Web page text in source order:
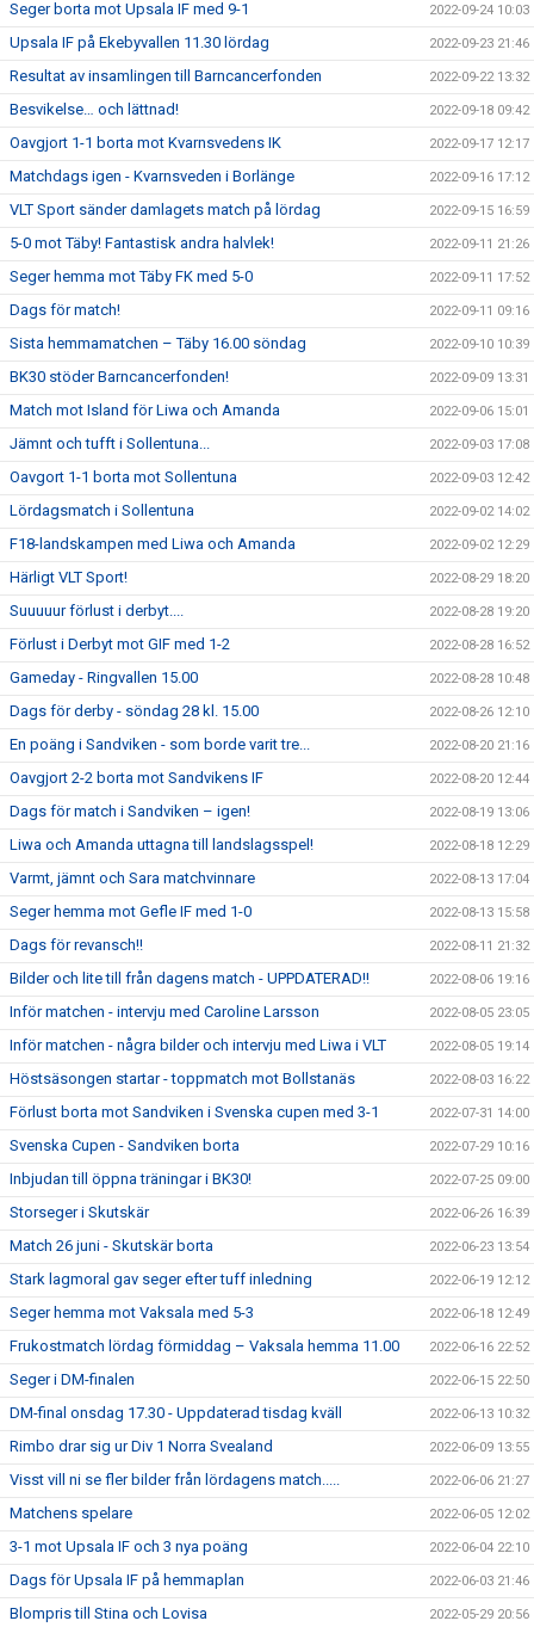
Seger borta mot Upsala IF med 9-1 2022-09-24 10:03
Upsala IF på Ekebyvallen 11.30 lördag 2022-09-23 21:46
Resultat av insamlingen till Barncancerfonden 2022-09-22 13:32
Besvikelse… och lättnad! 2022-09-18 09:42
Oavgjort 1-1 borta mot Kvarnsvedens IK 2022-09-17 12:17
Matchdags igen - Kvarnsveden i Borlänge 2022-09-16 17:12
VLT Sport sänder damlagets match på lördag 2022-09-15 16:59
5-0 mot Täby! Fantastisk andra halvlek! 2022-09-11 21:26
Seger hemma mot Täby FK med 5-0 2022-09-11 17:52
Dags för match! 2022-09-11 09:16
Sista hemmamatchen – Täby 16.00 söndag 2022-09-10 10:39
BK30 stöder Barncancerfonden! 2022-09-09 13:31
Match mot Island för Liwa och Amanda 2022-09-06 15:01
Jämnt och tufft i Sollentuna... 2022-09-03 17:08
Oavgort 1-1 borta mot Sollentuna 2022-09-03 12:42
Lördagsmatch i Sollentuna 2022-09-02 14:02
F18-landskampen med Liwa och Amanda 2022-09-02 12:29
Härligt VLT Sport! 2022-08-29 18:20
Suuuuur förlust i derbyt.... 2022-08-28 19:20
Förlust i Derbyt mot GIF med 1-2 2022-08-28 16:52
Gameday - Ringvallen 15.00 2022-08-28 10:48
Dags för derby - söndag 28 kl. 15.00 2022-08-26 12:10
En poäng i Sandviken - som borde varit tre... 2022-08-20 21:16
Oavgjort 2-2 borta mot Sandvikens IF 2022-08-20 12:44
Dags för match i Sandviken – igen! 2022-08-19 13:06
Liwa och Amanda uttagna till landslagsspel! 2022-08-18 12:29
Varmt, jämnt och Sara matchvinnare 2022-08-13 17:04
Seger hemma mot Gefle IF med 1-0 2022-08-13 15:58
Dags för revansch!! 2022-08-11 21:32
Bilder och lite till från dagens match - UPPDATERAD!! 2022-08-06 19:16
Inför matchen - intervju med Caroline Larsson 2022-08-05 23:05
Inför matchen - några bilder och intervju med Liwa i VLT 2022-08-05 19:14
Höstsäsongen startar - toppmatch mot Bollstanäs 2022-08-03 16:22
Förlust borta mot Sandviken i Svenska cupen med 3-1 2022-07-31 14:00
Svenska Cupen - Sandviken borta 2022-07-29 10:16
Inbjudan till öppna träningar i BK30! 2022-07-25 09:00
Storseger i Skutskär 2022-06-26 16:39
Match 26 juni - Skutskär borta 2022-06-23 13:54
Stark lagmoral gav seger efter tuff inledning 2022-06-19 12:12
Seger hemma mot Vaksala med 5-3 2022-06-18 12:49
Frukostmatch lördag förmiddag – Vaksala hemma 11.00 2022-06-16 22:52
Seger i DM-finalen 2022-06-15 22:50
DM-final onsdag 17.30 - Uppdaterad tisdag kväll 2022-06-13 10:32
Rimbo drar sig ur Div 1 Norra Svealand 2022-06-09 13:55
Visst vill ni se fler bilder från lördagens match..... 2022-06-06 21:27
Matchens spelare 2022-06-05 12:02
3-1 mot Upsala IF och 3 nya poäng 2022-06-04 22:10
Dags för Upsala IF på hemmaplan 2022-06-03 21:46
Blompris till Stina och Lovisa 2022-05-29 20:56